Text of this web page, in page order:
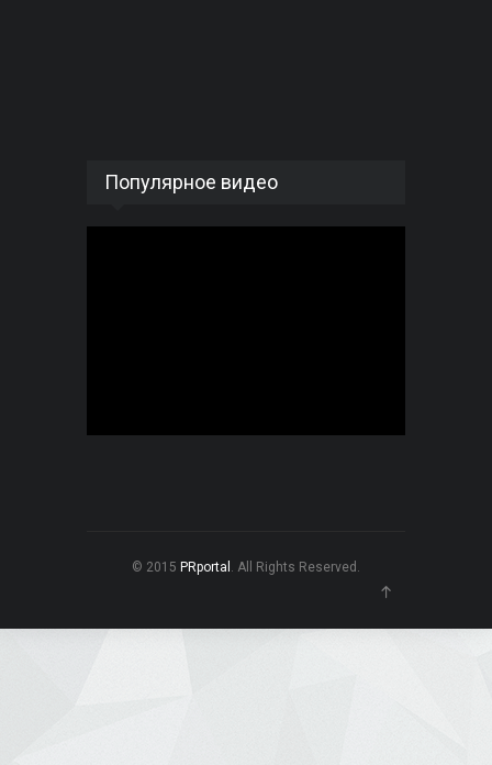
Популярное видео
© 2015 PRportal . All Rights Reserved.